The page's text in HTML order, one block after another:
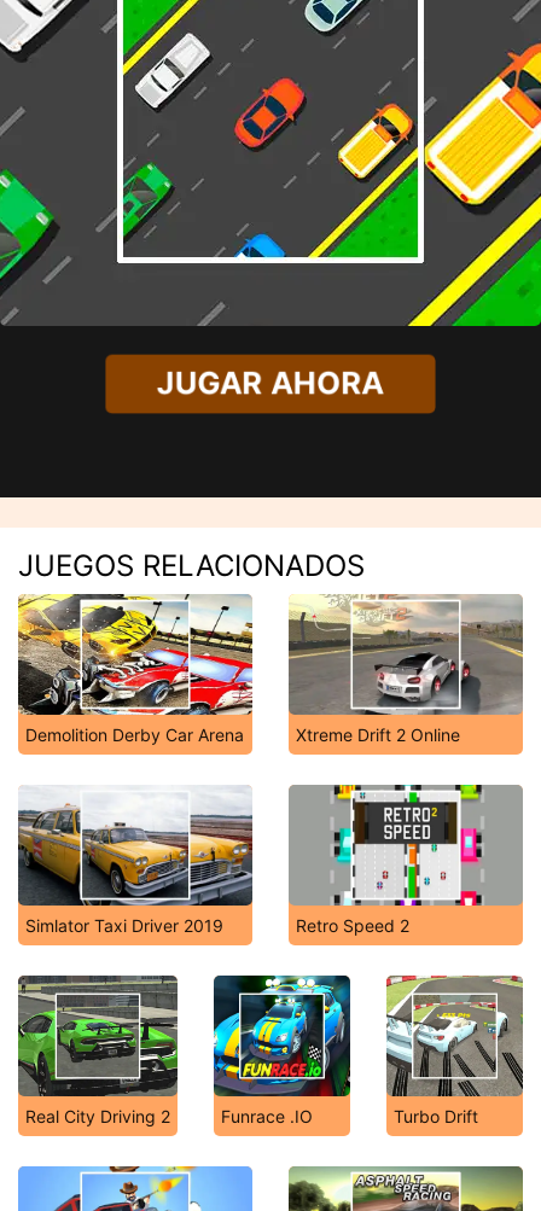
JUGAR AHORA
JUEGOS RELACIONADOS
Demolition Derby Car Arena Xtreme Drift 2 Online
Simlator Taxi Driver 2019 Retro Speed 2
Real City Driving 2 Funrace .IO Turbo Drift